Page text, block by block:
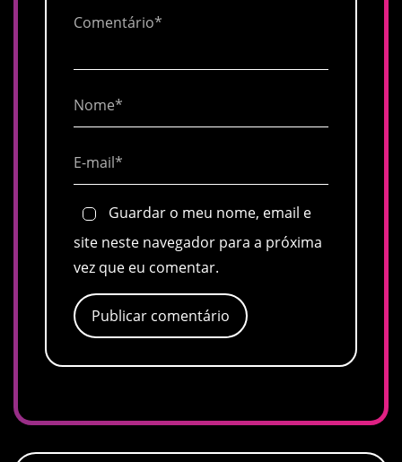
Guardar o meu nome, email e
site neste navegador para a próxima
vez que eu comentar.